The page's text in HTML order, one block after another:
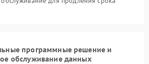
программные решение и
обслуживание данных